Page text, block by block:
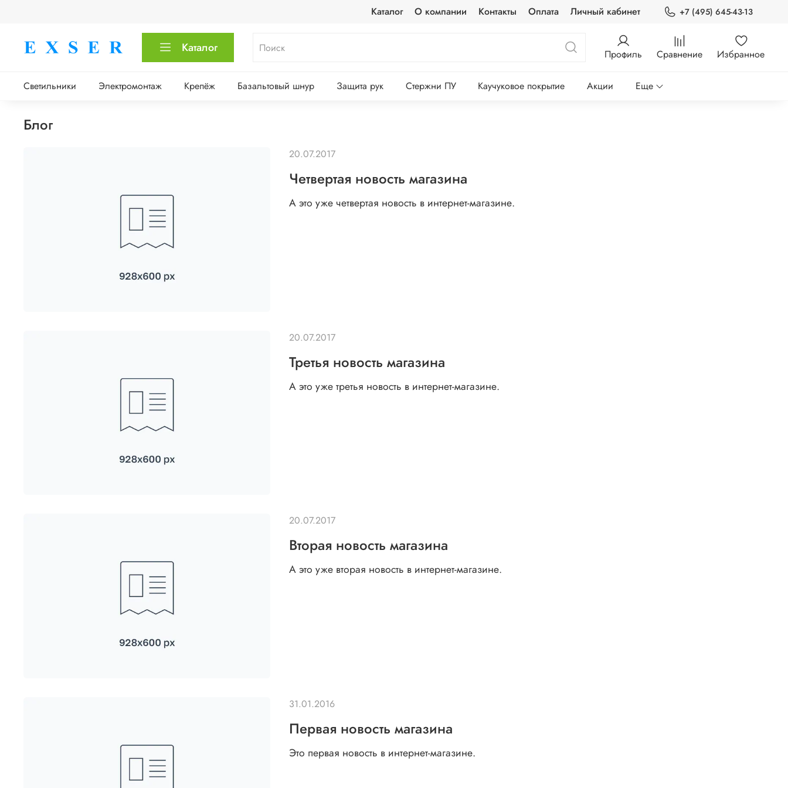
Каталог О компании Контакты Оплата Личный кабинет +7 (495) 645-43-13
Каталог Профиль Сравнение Избранное
Светильники Электромонтаж Крепёж Базальтовый шнур Защита рук Стержни ПУ Каучуковое покрытие Акции Еще
Блог
Четвертая новость магазина
А это уже четвертая новость в интернет-магазине.
20.07.2017
Третья новость магазина
А это уже третья новость в интернет-магазине.
20.07.2017
Вторая новость магазина
А это уже вторая новость в интернет-магазине.
20.07.2017
Первая новость магазина
Это первая новость в интернет-магазине.
31.01.2016